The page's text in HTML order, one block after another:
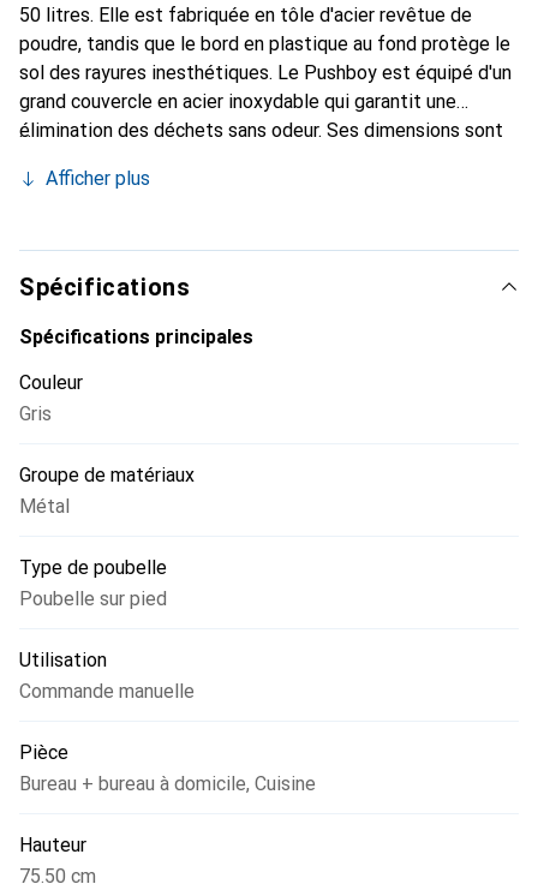
50 litres. Elle est fabriquée en tôle d'acier revêtue de
poudre, tandis que le bord en plastique au fond protège le
sol des rayures inesthétiques. Le Pushboy est équipé d'un
grand couvercle en acier inoxydable qui garantit une
élimination des déchets sans odeur. Ses dimensions sont
Afficher plus
Spécifications
Spécifications principales
Couleur
Gris
Groupe de matériaux
Métal
Type de poubelle
Poubelle sur pied
Utilisation
Commande manuelle
Pièce
Bureau + bureau à domicile, Cuisine
Hauteur
75.50 cm